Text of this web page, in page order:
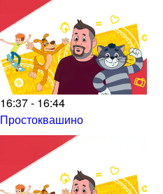
16:37 - 16:44
Простоквашино